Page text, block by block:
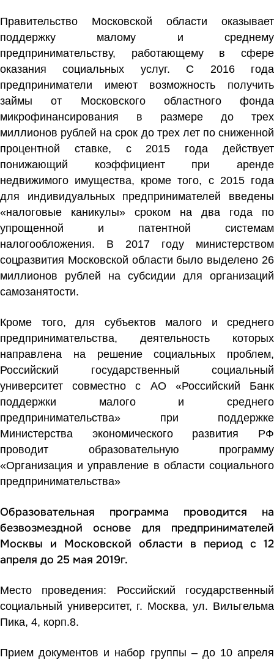
Правительство Московской области оказывает
поддержку малому и среднему
предпринимательству, работающему в сфере
оказания социальных услуг. С 2016 года
предприниматели имеют возможность получить
займы от Московского областного фонда
микрофинансирования в размере до трех
миллионов рублей на срок до трех лет по сниженной
процентной ставке, с 2015 года действует
понижающий коэффициент при аренде
недвижимого имущества, кроме того, с 2015 года
для индивидуальных предпринимателей введены
«налоговые каникулы» сроком на два года по
упрощенной и патентной системам
налогообложения. В 2017 году министерством
соцразвития Московской области было выделено 26
миллионов рублей на субсидии для организаций
самозанятости.
Кроме того, для субъектов малого и среднего
предпринимательства, деятельность которых
направлена на решение социальных проблем,
Российский государственный социальный
университет совместно с АО «Российский Банк
поддержки малого и среднего
предпринимательства» при поддержке
Министерства экономического развития РФ
проводит образовательную программу
«Организация и управление в области социального
предпринимательства»
Образовательная программа проводится на
безвозмездной основе для предпринимателей
Москвы и Московской области в период с 12
апреля до 25 мая 2019г.
Место проведения: Российский государственный
социальный университет, г. Москва, ул. Вильгельма
Пика, 4, корп.8.
Прием документов и набор группы – до 10 апреля